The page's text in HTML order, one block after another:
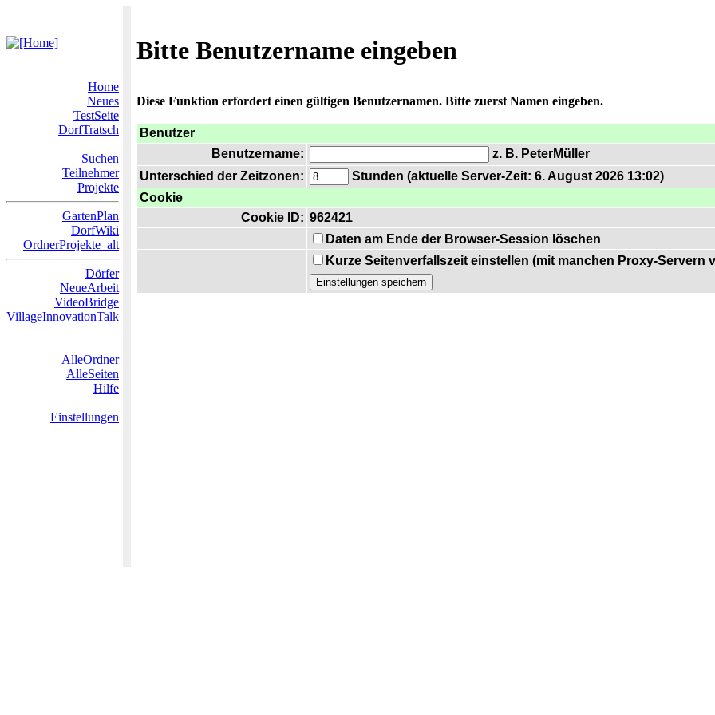
Bitte Benutzername eingeben
Home
Neues
TestSeite
DorfTratsch
Suchen
Teilnehmer
Projekte
GartenPlan
DorfWiki
OrdnerProjekte_alt
Dörfer
NeueArbeit
VideoBridge
VillageInnovationTalk
AlleOrdner
AlleSeiten
Hilfe
Einstellungen
Diese Funktion erfordert einen gültigen Benutzernamen. Bitte zuerst Namen eingeben.
Benutzer
Benutzername:
z. B. PeterMüller
Unterschied der Zeitzonen:
Stunden (aktuelle Server-Zeit: 6. August 2026 13:02)
Cookie
Cookie ID: 962421
Daten am Ende der Browser-Session löschen
Kurze Seitenverfallszeit einstellen (mit manchen Proxy-Servern